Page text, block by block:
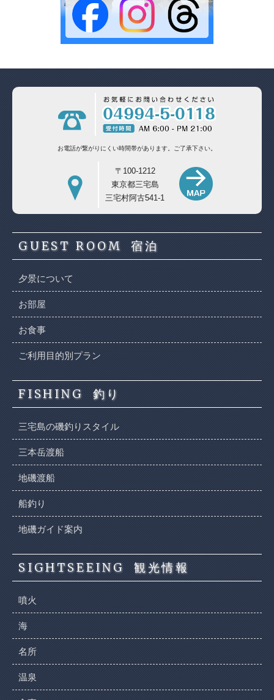
お電話が繋がりにくい時間帯があります。 ご了承下さい。
〒100-1212
東京都三宅島
三宅村阿古541-1
GUEST ROOM 宿泊
夕景について
お部屋
お食事
ご利用目的別プラン
FISHING 釣り
三宅島の磯釣りスタイル
三本岳渡船
地磯渡船
船釣り
地磯ガイド案内
SIGHTSEEING 観光情報
噴火
海
名所
温泉